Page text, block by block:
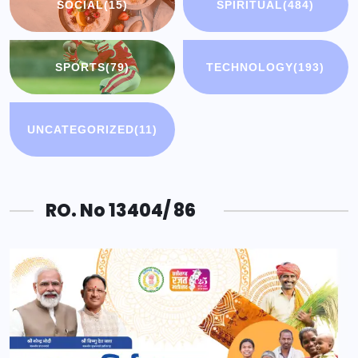
SOCIAL(15) SPIRITUAL(484)
SPORTS(79) TECHNOLOGY(193)
UNCATEGORIZED(11)
RO. No 13404/ 86